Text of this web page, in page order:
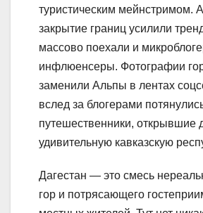
туристическим мейнстримом.
закрытие границ усилили
массово поехали и
инфлюенсеры. Фотографии
заменили Альпы в лентах
вслед за блогерами
путешественники, открывшие
удивительную кавказскую
Дагестан — это смесь
гор и потрясающего